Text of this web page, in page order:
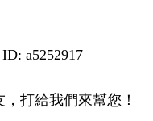
a5252917